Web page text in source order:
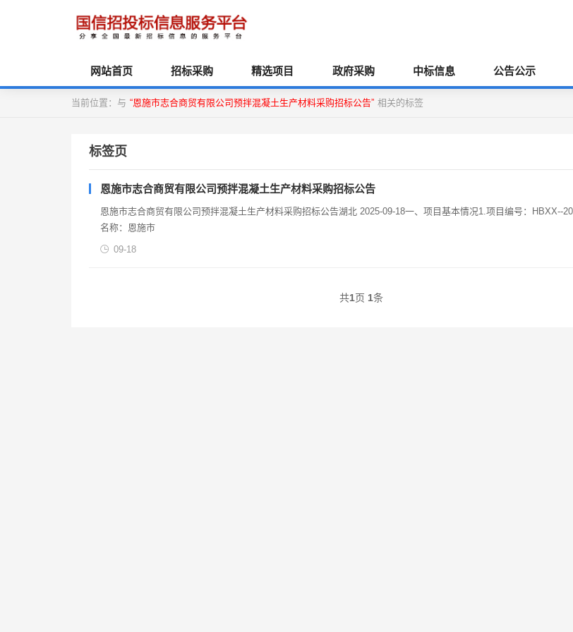
网站首页 招标采购 精选项目 政府采购 中标信息 公告公示
当前位置：与 “恩施市志合商贸有限公司预拌混凝土生产材料采购招标公告” 相关的标签
标签页
恩施市志合商贸有限公司预拌混凝土生产材料采购招标公告
恩施市志合商贸有限公司预拌混凝土生产材料采购招标公告湖北 2025-09-18一、项目基本情况1.项目编号：HBXX--2025-0242.项目
名称：恩施市
09-18
共1页 1条